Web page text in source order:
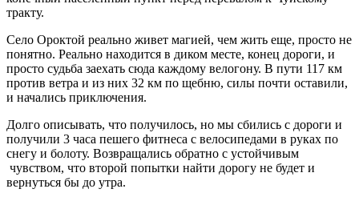
тракту.
Село Ороктой реально живет магией, чем жить еще, просто не
понятно. Реально находится в диком месте, конец дороги, и
просто судьба заехать сюда каждому велогону. В пути 117 км
против ветра и из них 32 км по щебню, силы почти оставили,
и начались приключения.
Долго описывать, что получилось, но мы сбились с дороги и
получили 3 часа пешего фитнеса с велосипедами в руках по
снегу и болоту. Возвращались обратно с устойчивым
чувством, что второй попытки найти дорогу не будет и
вернуться бы до утра.